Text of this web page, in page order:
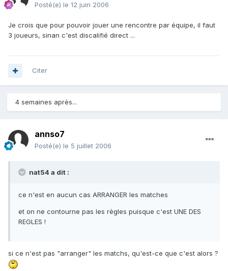
Posté(e) le 12 juin 2006
Je crois que pour pouvoir jouer une rencontre par équipe, il faut
3 joueurs, sinan c'est discalifié direct ...
Citer
4 semaines après...
annso7
Posté(e) le 5 juillet 2006
nat54 a dit :
ce n'est en aucun cas ARRANGER les matches
et on ne contourne pas les règles puisque c'est UNE DES
REGLES !
si ce n'est pas "arranger" les matchs, qu'est-ce que c'est alors ?